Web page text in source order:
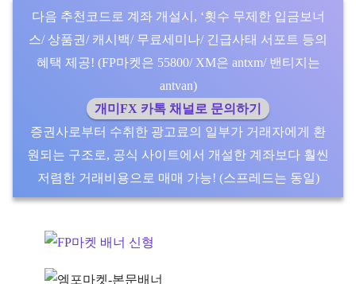
다음 추천코드로 계좌 개설시, ‘횟수 무제한 입금보너
스/ 상품권/ 캐시백/ 무료세미나/ 긴급사태 서포트 등의
혜택 제공! (FP마켓은 55800/ XM은 antxm/ 밴티지는
antvan)
개미FX 카톡 채널로 문의하기
증권사로부터 수취한 광고료의 일부가 거래자에게 환
원되는 구조로, 공식 사이트에서 개설한 계좌보다 훨씬
저렴한 거래비용으로 매매 가능! (스프레드는 동일)